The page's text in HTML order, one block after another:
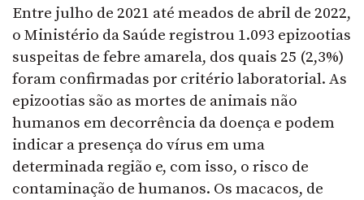
Entre julho de 2021 até meados de abril de 2022,
o Ministério da Saúde registrou 1.093 epizootias
suspeitas de febre amarela, dos quais 25 (2,3%)
foram confirmadas por critério laboratorial. As
epizootias são as mortes de animais não
humanos em decorrência da doença e podem
indicar a presença do vírus em uma
determinada região e, com isso, o risco de
contaminação de humanos. Os macacos, de